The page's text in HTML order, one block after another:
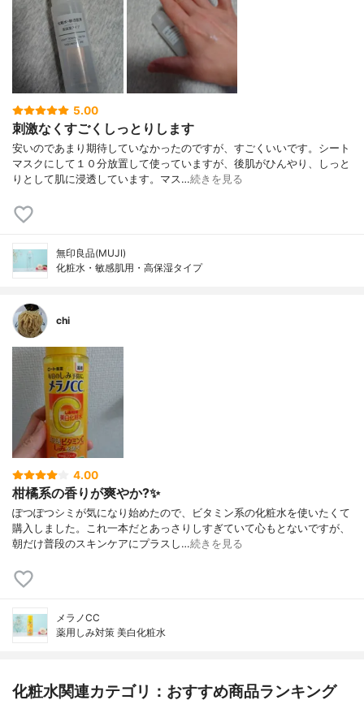
5.00
刺激なくすごくしっとりします
安いのであまり期待していなかったのですが、すごくいいです。シート
マスクにして１０分放置して使っていますが、後肌がひんやり、しっと
りとして肌に浸透しています。マス…続きを見る
無印良品(MUJI)
化粧水・敏感肌用・高保湿タイプ
chi
4.00
柑橘系の香りが爽やか?✨
ぽつぽつシミが気になり始めたので、ビタミン系の化粧水を使いたくて
購入しました。これ一本だとあっさりしすぎていて心もとないですが、
朝だけ普段のスキンケアにプラスし…続きを見る
メラノCC
薬用しみ対策 美白化粧水
化粧水関連カテゴリ：おすすめ商品ランキング